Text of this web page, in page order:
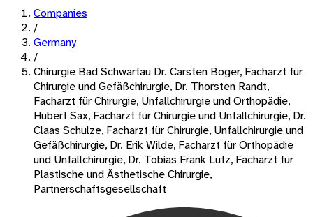
Companies
/
Germany
/
Chirurgie Bad Schwartau Dr. Carsten Boger, Facharzt für
Chirurgie und Gefäßchirurgie, Dr. Thorsten Randt,
Facharzt für Chirurgie, Unfallchirurgie und Orthopädie,
Hubert Sax, Facharzt für Chirurgie und Unfallchirurgie, Dr.
Claas Schulze, Facharzt für Chirurgie, Unfallchirurgie und
Gefäßchirurgie, Dr. Erik Wilde, Facharzt für Orthopädie
und Unfallchirurgie, Dr. Tobias Frank Lutz, Facharzt für
Plastische und Ästhetische Chirurgie,
Partnerschaftsgesellschaft